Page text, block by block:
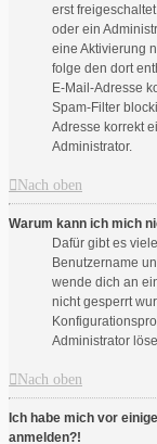
erst
oder ein
eine Aktivierung
folge den dort
E-Mail-Adresse
Spam-Filter
Adresse korrekt
Administrator.
Nach oben
Warum kann ich mich
Dafür gibt es
Benutzername
wende dich an
nicht gesperrt
Administrator
Nach oben
Ich habe mich vor
anmelden?!